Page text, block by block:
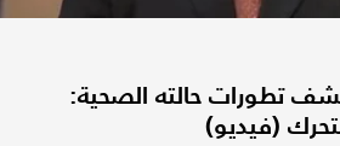
تطورات حالته الصحية:
(فيديو)